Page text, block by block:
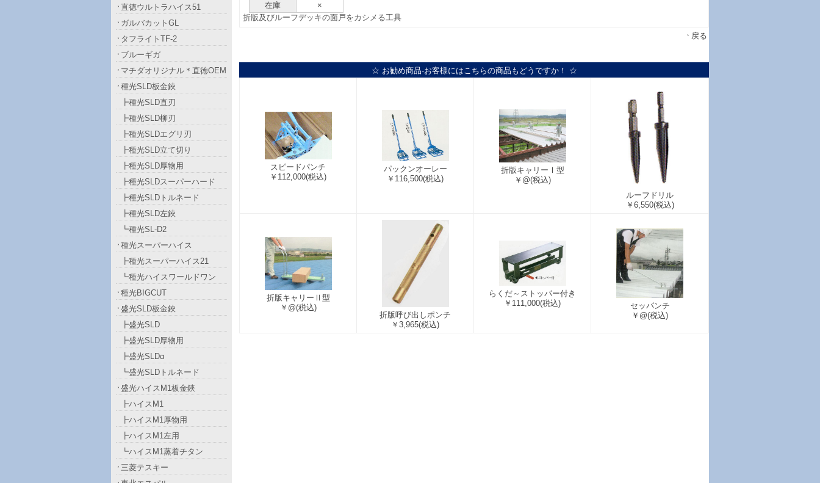
在庫
×
折版及びルーフデッキの面戸をカシメる工具
戻る
☆ お勧め商品-お客様にはこちらの商品もどうですか！ ☆
スピードパンチ
￥112,000(税込)
パックンオーレー
￥116,500(税込)
折版キャリーⅠ型
￥@(税込)
ルーフドリル
￥6,550(税込)
折版キャリーⅡ型
￥@(税込)
折版呼び出しポンチ
￥3,965(税込)
らくだ～ストッパー付き
￥111,000(税込)
セッパンチ
￥@(税込)
直徳ウルトラハイス51
ガルバカットGL
タフライトTF-2
ブルーギガ
マチダオリジナル＊直徳OEM
種光SLD板金鋏
┣種光SLD直刃
┣種光SLD柳刃
┣種光SLDエグリ刃
┣種光SLD立て切り
┣種光SLD厚物用
┣種光SLDスーパーハード
┣種光SLDトルネード
┣種光SLD左鋏
┗種光SL-D2
種光スーパーハイス
┣種光スーパーハイス21
┗種光ハイスワールドワン
種光BIGCUT
盛光SLD板金鋏
┣盛光SLD
┣盛光SLD厚物用
┣盛光SLDα
┗盛光SLDトルネード
盛光ハイスM1板金鋏
┣ハイスM1
┣ハイスM1厚物用
┣ハイスM1左用
┗ハイスM1蒸着チタン
三菱テスキー